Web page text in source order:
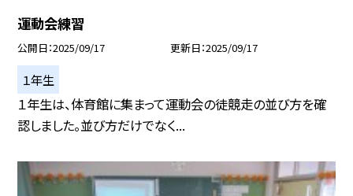
運動会練習
公開日 2025/09/17 更新日 2025/09/17
１年生
１年生は、体育館に集まって運動会の徒競走の並び方を確
認しました。並び方だけでなく...